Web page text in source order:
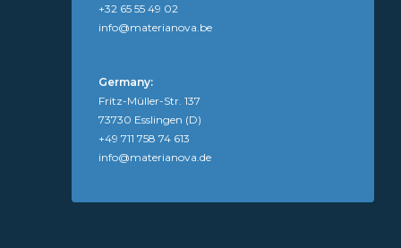
+32 65 55 49 02
info@materianova.be
Germany:
Fritz-Müller-Str. 137
73730 Esslingen (D)
+49 711 758 74 613
info@materianova.de